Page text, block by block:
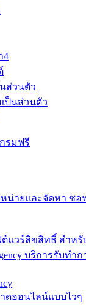
4
ส่วนตัว
ป็นส่วนตัว
แวร์ลิขสิทธิ์ สำหรั
ดออนไลน์แบบไวๆ